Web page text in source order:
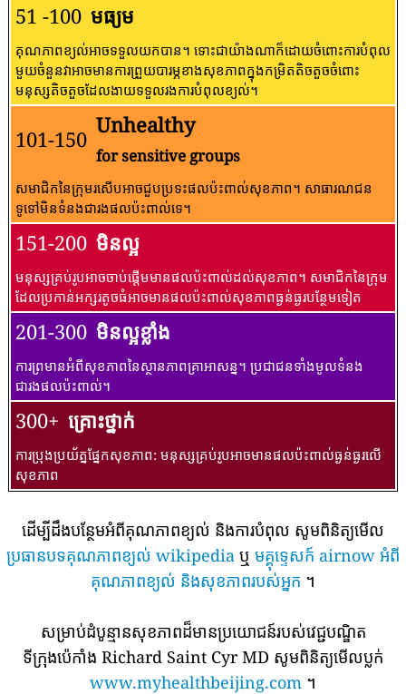
51 -100 មធ្យម
គុណភាពខ្យល់អាចទទួលយកបាន។ ទោះជាយ៉ាងណាក៏ដោយចំពោះការបំពុល
មួយចំនួនវាអាចមានការព្រួយបារម្ភខាងសុខភាពក្នុងកម្រិតតិចតួចចំពោះ
មនុស្សតិចតួចដែលងាយទទួលរងការបំពុលខ្យល់។
101-150
Unhealthy
for sensitive groups
សមាជិកនៃក្រុមរសើបអាចជួបប្រទះផលប៉ះពាល់សុខភាព។ សាធារណជន​
ទូទៅ​មិន​ទំនង​ជា​រង​ផល​ប៉ះពាល់​ទេ។
151-200 មិនល្អ
មនុស្សគ្រប់រូបអាចចាប់ផ្តើមមានផលប៉ះពាល់ដល់សុខភាព។ សមាជិកនៃក្រុម
ដែលប្រកាន់អក្សរតូចធំអាចមានផលប៉ះពាល់សុខភាពធ្ងន់ធ្ងរបន្ថែមទៀត
201-300 មិនល្អខ្លាំង
ការព្រមានអំពីសុខភាពនៃស្ថានភាពគ្រាអាសន្ន។ ប្រជាជនទាំងមូលទំនង
ជារងផលប៉ះពាល់។
300+ គ្រោះថ្នាក់
ការប្រុងប្រយ័ត្នផ្នែកសុខភាព: មនុស្សគ្រប់រូបអាចមានផលប៉ះពាល់ធ្ងន់ធ្ងរលើ
សុខភាព
ដើម្បីដឹងបន្ថែមអំពីគុណភាពខ្យល់ និងការបំពុល សូមពិនិត្យមើល
ប្រធានបទគុណភាពខ្យល់ wikipedia ឬ មគ្គុទ្ទេសក៍ airnow អំពី
គុណភាពខ្យល់ និងសុខភាពរបស់អ្នក ។
សម្រាប់ដំបូន្មានសុខភាពដ៏មានប្រយោជន៍របស់វេជ្ជបណ្ឌិត
ទីក្រុងប៉េកាំង Richard Saint Cyr MD សូមពិនិត្យមើលប្លក់
www.myhealthbeijing.com ។